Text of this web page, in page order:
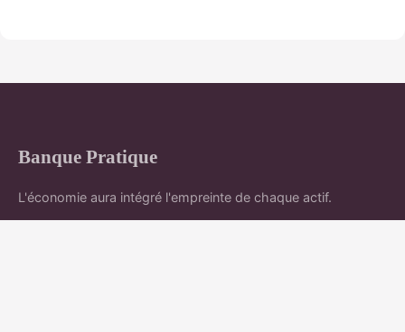
Banque Pratique
L'économie aura intégré l'empreinte de chaque actif.